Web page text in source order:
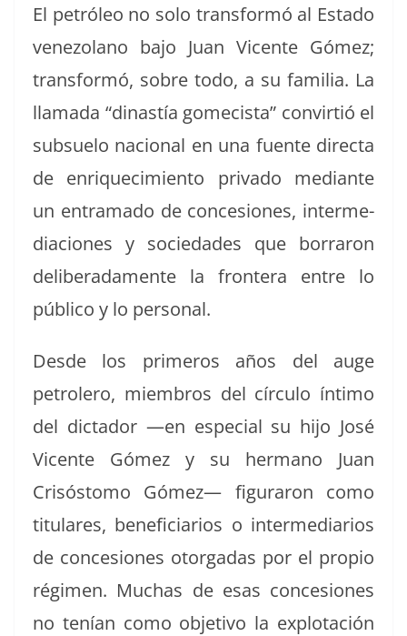
El petróleo no solo trans­for­mó al Esta­do
vene­zolano bajo Juan Vicente Gómez;
trans­for­mó, sobre todo, a su famil­ia. La
lla­ma­da “dinastía gomecista” con­vir­tió el
sub­sue­lo nacional en una fuente direc­ta
de enriquec­imien­to pri­va­do medi­ante
un entra­ma­do de con­ce­siones, inter­me­
dia­ciones y sociedades que bor­raron
delib­er­ada­mente la fron­tera entre lo
públi­co y lo personal.
Des­de los primeros años del auge
petrolero, miem­bros del cír­cu­lo ínti­mo
del dic­ta­dor —en espe­cial su hijo José
Vicente Gómez y su her­mano Juan
Crisós­to­mo Gómez— fig­u­raron como
tit­u­lares, ben­e­fi­cia­r­ios o inter­me­di­ar­ios
de con­ce­siones otor­gadas por el pro­pio
rég­i­men. Muchas de esas con­ce­siones
no tenían como obje­ti­vo la explotación